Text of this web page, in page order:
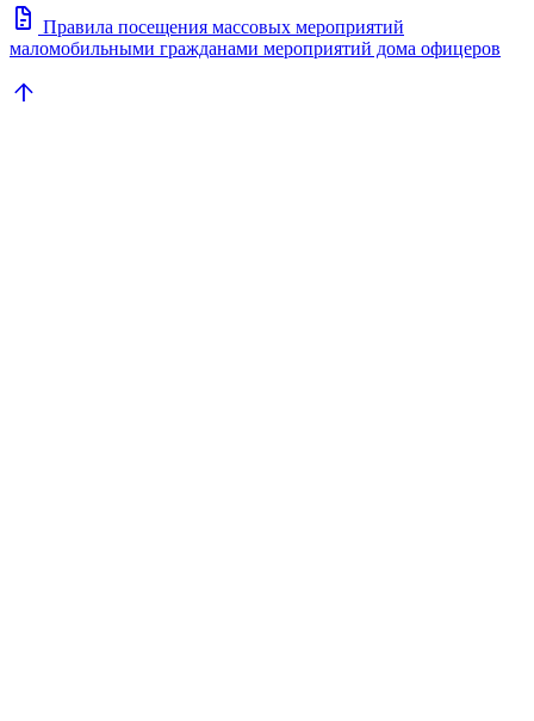
docs Правила посещения массовых мероприятий
маломобильными гражданами мероприятий дома офицеров
arrow_upward